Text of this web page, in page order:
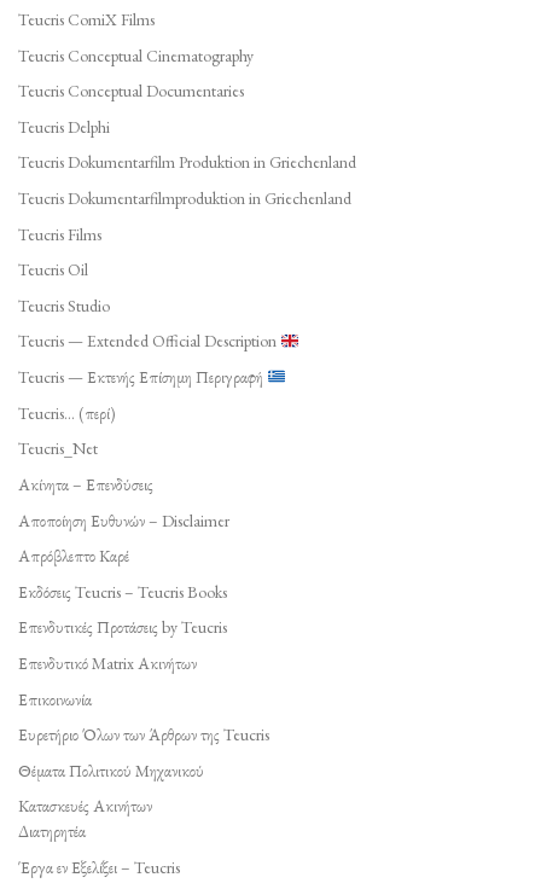
Teucris ComiX Films
Teucris Conceptual Cinematography
Teucris Conceptual Documentaries
Teucris Delphi
Teucris Dokumentarfilm Produktion in Griechenland
Teucris Dokumentarfilmproduktion in Griechenland
Teucris Films
Teucris Oil
Teucris Studio
Teucris — Extended Official Description
Teucris — Εκτενής Επίσημη Περιγραφή
Teucris… (περί)
Teucris_Net
Ακίνητα – Επενδύσεις
Αποποίηση Ευθυνών – Disclaimer
Απρόβλεπτο Καρέ
Εκδόσεις Teucris – Teucris Books
Επενδυτικές Προτάσεις by Teucris
Επενδυτικό Matrix Ακινήτων
Επικοινωνία
Ευρετήριο Όλων των Άρθρων της Teucris
Θέματα Πολιτικού Μηχανικού
Κατασκευές Ακινήτων
Διατηρητέα
Έργα εν Εξελίξει – Teucris